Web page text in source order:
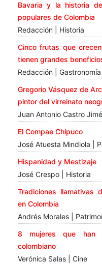
Bavaria y la historia
populares de Colombia
Redacción | Historia
Cinco frutas que
tienen grandes
Redacción | Gastronomía
Gregorio Vásquez de
pintor del virreinato
Juan Antonio Castro
El Compae Chipuco
José Atuesta Mindiola |
Hispanidad y Mestizaje
José Crespo | Historia
Tradiciones llamativas
en Colombia
Andrés Morales |
8 mujeres que han
colombiano
Verónica Salas | Cine